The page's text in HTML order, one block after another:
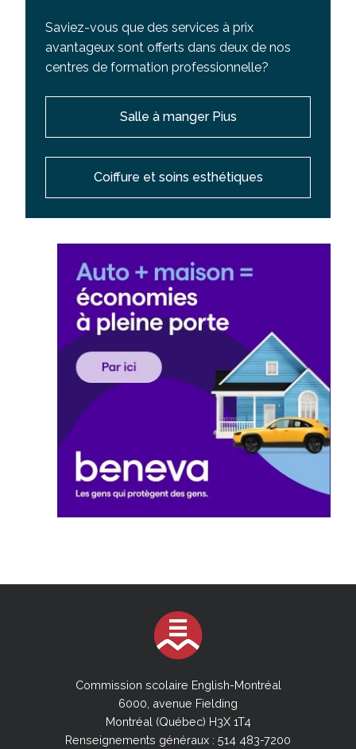
Saviez-vous que des services à prix
avantageux sont offerts dans deux de nos
centres de formation professionnelle?
Salle à manger Pius
Coiffure et soins esthétiques
Commission scolaire English-Montréal
6000, avenue Fielding
Montréal (Québec) H3X 1T4
Renseignements généraux : 514 483-7200